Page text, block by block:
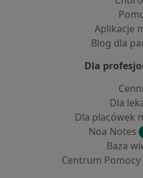
Aplikacje
Blog dla
Dla
Dla
Dla placówek
Noa Notes
Baza
Centrum